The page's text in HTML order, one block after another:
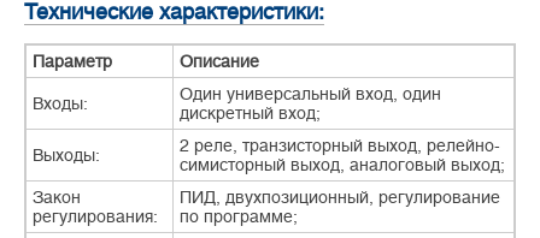
Технические характеристики:
Параметр Описание
Входы:
Один универсальный вход, один
дискретный вход;
Выходы:
2 реле, транзисторный выход, релейно-
симисторный выход, аналоговый выход;
Закон
регулирования:
ПИД, двухпозиционный, регулирование
по программе;